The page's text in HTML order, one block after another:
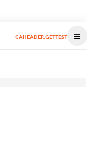
CAHEADER.GETTEST